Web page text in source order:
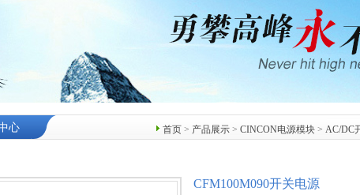
首页 > 产品展示 > CINCON电源模块 > AC/DC
心
CFM100M090开关电源